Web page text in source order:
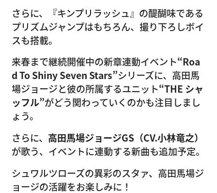
さらに、『キンプリラッシュ』の醍醐味である
プリズムジャンプはもちろん、撮り下ろしボイ
スも搭載。
来春まで継続開催中の新章連動イベント“Roa
d To Shiny Seven Stars”シリーズに、高田馬
場ジョージと彼の所属するユニット“THE シャ
ッフル”がどう関わっていくのかも注目しまし
ょう。
さらに、 高田馬場ジョージGS（CV.小林竜之）
が歌う、イベントに連動する新曲も追加予定。
シュワルツローズの異彩のスタァ、高田馬場ジ
ョージの活躍をお楽しみに！